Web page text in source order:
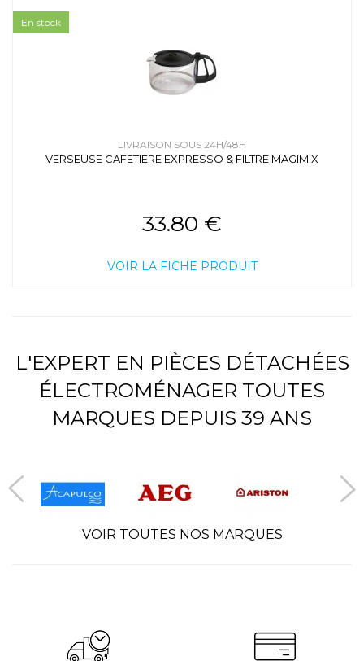
LIVRAISON SOUS 24H/48H
VERSEUSE CAFETIERE EXPRESSO & FILTRE MAGIMIX
33.80 €
VOIR LA FICHE PRODUIT
En stock
L'EXPERT EN PIÈCES DÉTACHÉES
ÉLECTROMÉNAGER TOUTES
MARQUES DEPUIS 39 ANS
VOIR TOUTES NOS MARQUES